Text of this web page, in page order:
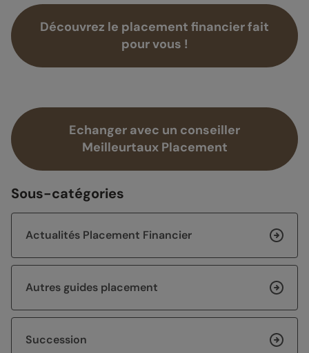
Découvrez le placement financier fait
pour vous !
Echanger avec un conseiller
Meilleurtaux Placement
Sous-catégories
Actualités Placement Financier
Autres guides placement
Succession